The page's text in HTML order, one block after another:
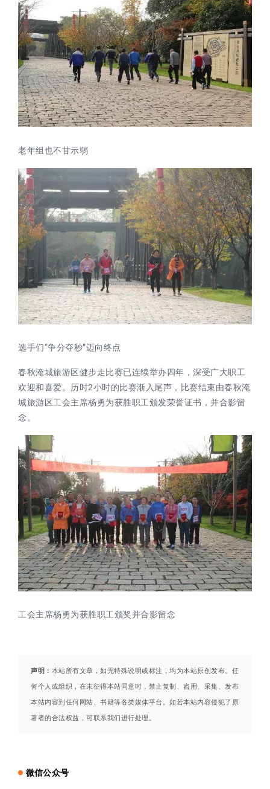
老年组也不甘示弱
选手们“争分夺秒”迈向终点
春秋淹城旅游区健步走比赛已连续举办四年，深受广大职工
欢迎和喜爱。历时2小时的比赛渐入尾声，比赛结束由春秋淹
城旅游区工会主席杨勇为获胜职工颁发荣誉证书，并合影留
念。
工会主席杨勇为获胜职工颁奖并合影留念
声明： 本站所有文章，如无特殊说明或标注，均为本站原创发布。任
何个人或组织，在未征得本站同意时，禁止复制、盗用、采集、发布
本站内容到任何网站、书籍等各类媒体平台。如若本站内容侵犯了原
著者的合法权益，可联系我们进行处理。
微信公众号